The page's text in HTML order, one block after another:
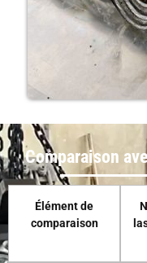
Comparaison
Élément de
comparaison